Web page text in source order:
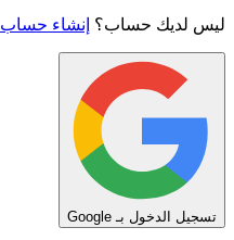
ليس لديك حساب؟ إنشاء حساب
تسجيل الدخول بـ Google